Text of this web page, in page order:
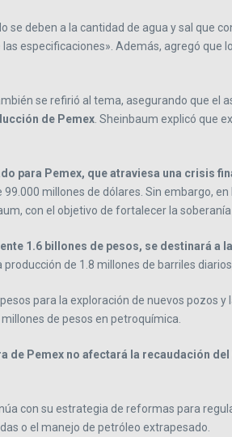
se deben a la cantidad de agua y sal que
especificaciones». Además, agregó
se refirió al tema, asegurando que el
de Pemex. Sheinbaum explicó que
para Pemex, que atraviesa una crisis
millones de dólares. Sin embargo,
con el objetivo de fortalecer la
1.6 billones de pesos, se destinará
producción de 1.8 millones de barriles
para la exploración de nuevos pozos
de pesos en petroquímica.
de Pemex no afectará la recaudación
con su estrategia de reformas para
o el manejo de petróleo extrapesado.